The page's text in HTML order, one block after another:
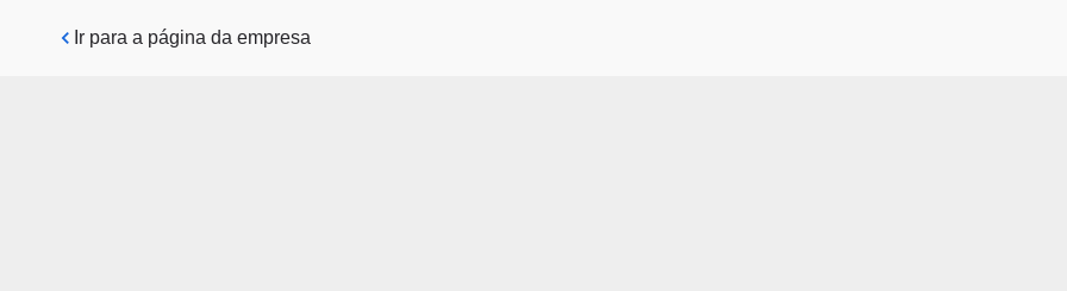
Pular para o conteúdo principal
Ir para a página da empresa